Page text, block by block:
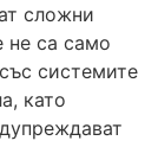
сложни
не са само
системите
като